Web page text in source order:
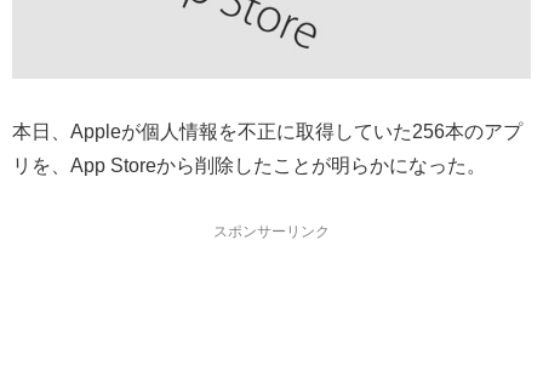
本日、Appleが個人情報を不正に取得していた256本のアプ
リを、App Storeから削除したことが明らかになった。
スポンサーリンク